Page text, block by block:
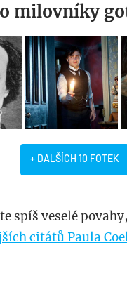
milovníky
+ DALŠÍCH 10 FOTEK
spíš veselé
citátů Paula